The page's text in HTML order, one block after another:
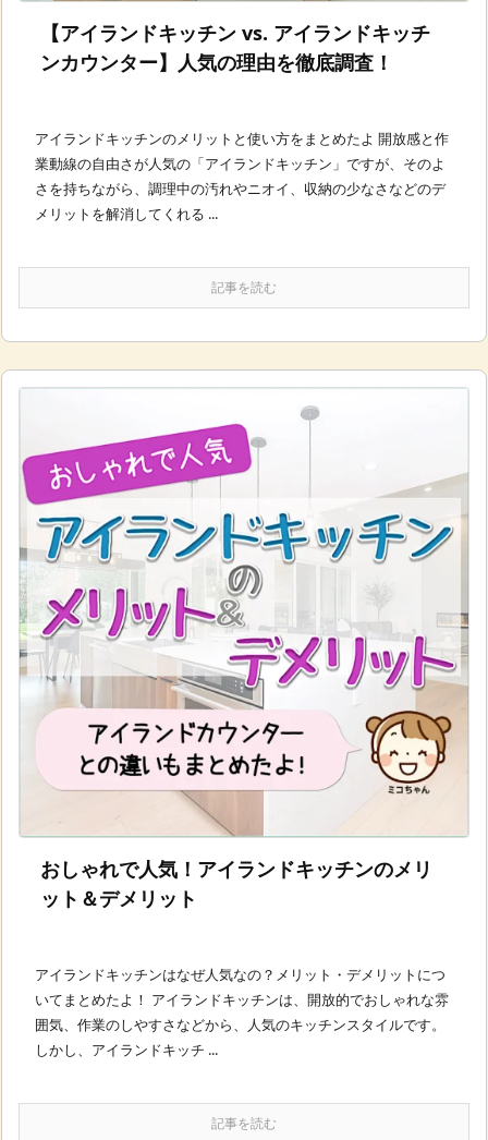
【アイランドキッチン vs. アイランドキッチ
ンカウンター】人気の理由を徹底調査！
アイランドキッチンのメリットと使い方をまとめたよ 開放感と作
業動線の自由さが人気の「アイランドキッチン」ですが、そのよ
さを持ちながら、調理中の汚れやニオイ、収納の少なさなどのデ
メリットを解消してくれる ...
記事を読む
おしゃれで人気！アイランドキッチンのメリ
ット＆デメリット
アイランドキッチンはなぜ人気なの？メリット・デメリットにつ
いてまとめたよ！ アイランドキッチンは、開放的でおしゃれな雰
囲気、作業のしやすさなどから、人気のキッチンスタイルです。
しかし、アイランドキッチ ...
記事を読む